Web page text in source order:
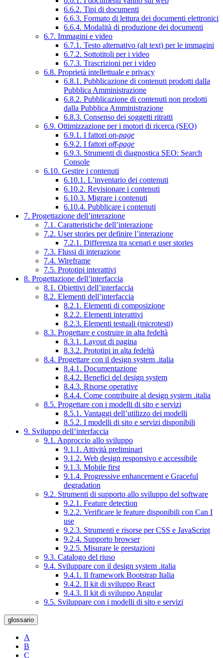
6.6.2. Tipi di documenti
6.6.3. Formato di lettura dei documenti elettronici
6.6.4. Modalità di produzione dei documenti
6.7. Immagini e video
6.7.1. Testo alternativo (alt text) per le immagini
6.7.2. Sottotitoli per i video
6.7.3. Trascrizioni per i video
6.8. Proprietà intellettuale e privacy
6.8.1. Pubblicazione di contenuti prodotti dalla
Pubblica Amministrazione
6.8.2. Pubblicazione di contenuti non prodotti
dalla Pubblica Amministrazione
6.8.3. Consenso dei soggetti ritratti
6.9. Ottimizzazione per i motori di ricerca (SEO)
6.9.1. I fattori on-page
6.9.2. I fattori off-page
6.9.3. Strumenti di diagnostica SEO: Search
Console
6.10. Gestire i contenuti
6.10.1. L’inventario dei contenuti
6.10.2. Revisionare i contenuti
6.10.3. Migrare i contenuti
6.10.4. Pubblicare i contenuti
7. Progettazione dell’interazione
7.1. Caratteristiche dell’interazione
7.2. User stories per definire l’interazione
7.2.1. Differenza tra scenari e user stories
7.3. Flussi di interazione
7.4. Wireframe
7.5. Prototipi interattivi
8. Progettazione dell’interfaccia
8.1. Obiettivi dell’interfaccia
8.2. Elementi dell’interfaccia
8.2.1. Elementi di composizione
8.2.2. Elementi interattivi
8.2.3. Elementi testuali (microtesti)
8.3. Progettare e costruire in alta fedeltà
8.3.1. Layout di pagina
8.3.2. Prototipi in alta fedeltà
8.4. Progettare con il design system .italia
8.4.1. Documentazione
8.4.2. Benefici del design system
8.4.3. Risorse operative
8.4.4. Come contribuire al design system .italia
8.5. Progettare con i modelli di sito e servizi
8.5.1. Vantaggi dell’utilizzo dei modelli
8.5.2. I modelli di sito e servizi disponibili
9. Sviluppo dell’interfaccia
9.1. Approccio allo sviluppo
9.1.1. Attività preliminari
9.1.2. Web design responsivo e accessibile
9.1.3. Mobile first
9.1.4. Progressive enhancement e Graceful
degradation
9.2. Strumenti di supporto allo sviluppo del software
9.2.1. Feature detection
9.2.2. Verificare le feature disponibili con Can I
use
9.2.3. Strumenti e risorse per CSS e JavaScript
9.2.4. Supporto browser
9.2.5. Misurare le prestazioni
9.3. Catalogo del riuso
9.4. Sviluppare con il design system .italia
9.4.1. Il framework Bootstrap Italia
9.4.2. Il kit di sviluppo React
9.4.3. Il kit di sviluppo Angular
9.5. Sviluppare con i modelli di sito e servizi
glossario
A
B
C